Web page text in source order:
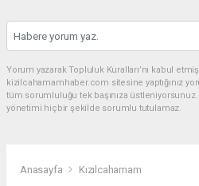
Yorum yazarak Topluluk Kuralları’nı kabul
kizilcahamamhaber.com sitesine yaptığınız
tüm sorumluluğu tek başınıza
yönetimi hiçbir şekilde sorumlu tutulamaz.
Anasayfa Kızılcahamam